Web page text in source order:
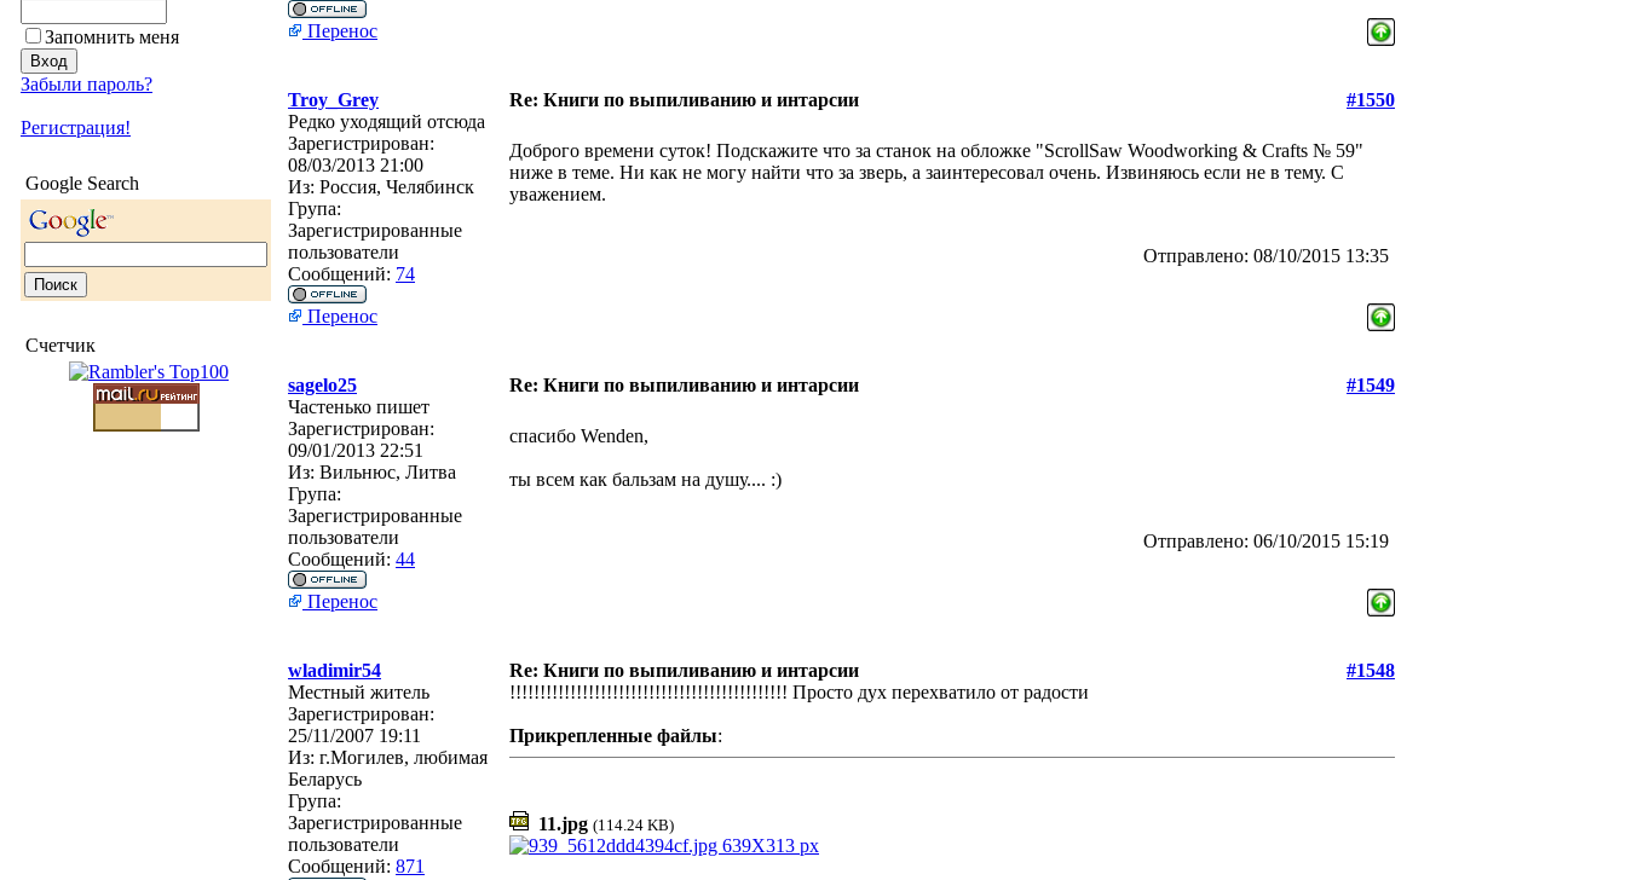
Запомнить меня
Забыли пароль?
Регистрация!
Google Search
Счетчик
Перенос
Troy_Grey Re: Книги по выпиливанию и интарсии
#1550
Редко уходящий отсюда
Зарегистрирован:
08/03/2013 21:00
Из: Россия, Челябинск
Група:
Зарегистрированные
пользователи
Сообщений: 74
Доброго времени суток! Подскажите что за станок на обложке "ScrollSaw Woodworking & Crafts № 59"
ниже в теме. Ни как не могу найти что за зверь, а заинтересовал очень. Извиняюсь если не в тему. С
уважением.
Отправлено: 08/10/2015 13:35
Перенос
sagelo25 Re: Книги по выпиливанию и интарсии
#1549
Частенько пишет
Зарегистрирован:
09/01/2013 22:51
Из: Вильнюс, Литва
Група:
Зарегистрированные
пользователи
Сообщений: 44
спасибо Wenden,
ты всем как бальзам на душу.... :)
Отправлено: 06/10/2015 15:19
Перенос
wladimir54 Re: Книги по выпиливанию и интарсии
#1548
Местный житель
Зарегистрирован:
25/11/2007 19:11
Из: г.Могилев, любимая
Беларусь
Група:
Зарегистрированные
пользователи
Сообщений: 871
!!!!!!!!!!!!!!!!!!!!!!!!!!!!!!!!!!!!!!!!!!!!!! Просто дух перехватило от радости
Прикрепленные файлы:
11.jpg (114.24 KB)